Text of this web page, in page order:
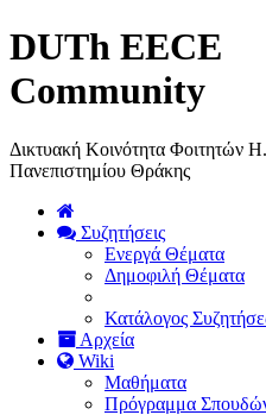
DUTh EECE
Community
Δικτυακή Κοινότητα Φοιτητών
Πανεπιστημίου Θράκης
Συζητήσεις
Ενεργά Θέματα
Δημοφιλή Θέματα
Κατάλογος
Αρχεία
Wiki
Μαθήματα
Πρόγραμμα